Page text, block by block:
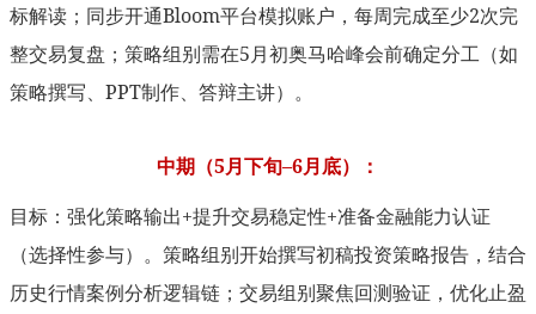
标解读；同步开通Bloom平台模拟账户，每周完成至少2次完
整交易复盘；策略组别需在5月初奥马哈峰会前确定分工（如
策略撰写、PPT制作、答辩主讲）。
中期（5月下旬–6月底）：
目标：强化策略输出+提升交易稳定性+准备金融能力认证
（选择性参与）。策略组别开始撰写初稿投资策略报告，结合
历史行情案例分析逻辑链；交易组别聚焦回测验证，优化止盈